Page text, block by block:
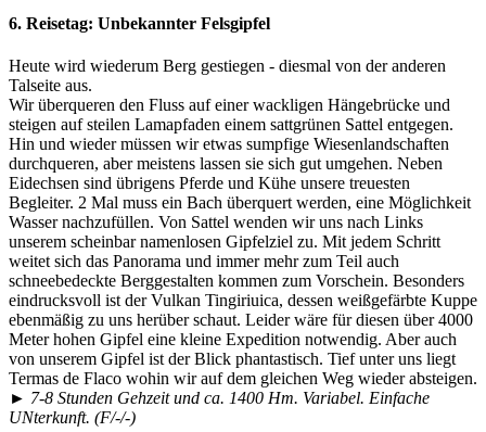
6. Reisetag: Unbekannter Felsgipfel
Heute wird wiederum Berg gestiegen - diesmal von der anderen
Talseite aus.
Wir überqueren den Fluss auf einer wackligen Hängebrücke und
steigen auf steilen Lamapfaden einem sattgrünen Sattel entgegen.
Hin und wieder müssen wir etwas sumpfige Wiesenlandschaften
durchqueren, aber meistens lassen sie sich gut umgehen. Neben
Eidechsen sind übrigens Pferde und Kühe unsere treuesten
Begleiter. 2 Mal muss ein Bach überquert werden, eine Möglichkeit
Wasser nachzufüllen. Von Sattel wenden wir uns nach Links
unserem scheinbar namenlosen Gipfelziel zu. Mit jedem Schritt
weitet sich das Panorama und immer mehr zum Teil auch
schneebedeckte Berggestalten kommen zum Vorschein. Besonders
eindrucksvoll ist der Vulkan Tingiriuica, dessen weißgefärbte Kuppe
ebenmäßig zu uns herüber schaut. Leider wäre für diesen über 4000
Meter hohen Gipfel eine kleine Expedition notwendig. Aber auch
von unserem Gipfel ist der Blick phantastisch. Tief unter uns liegt
Termas de Flaco wohin wir auf dem gleichen Weg wieder absteigen.
► 7-8 Stunden Gehzeit und ca. 1400 Hm. Variabel. Einfache
UNterkunft. (F/-/-)